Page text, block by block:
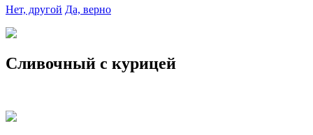
Нет, другой Да, верно
Сливочный с курицей